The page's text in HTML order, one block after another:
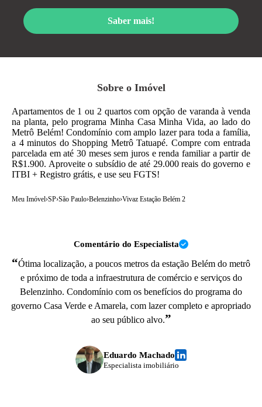
Sobre o Imóvel
Apartamentos de 1 ou 2 quartos com opção de varanda à venda
na planta, pelo programa Minha Casa Minha Vida, ao lado do
Metrô Belém! Condomínio com amplo lazer para toda a família,
a 4 minutos do Shopping Metrô Tatuapé. Compre com entrada
parcelada em até 30 meses sem juros e renda familiar a partir de
R$1.900. Aproveite o subsídio de até 29.000 reais do governo e
ITBI + Registro grátis, e use seu FGTS!
Meu Imóvel›SP›São Paulo›Belenzinho›Vivaz Estação Belém 2
Saber mais!
Comentário do Especialista
“Ótima localização, a poucos metros da estação Belém do metrô
e próximo de toda a infraestrutura de comércio e serviços do
Belenzinho. Condomínio com os benefícios do programa do
governo Casa Verde e Amarela, com lazer completo e apropriado
ao seu público alvo.”
Eduardo Machado
Especialista imobiliário